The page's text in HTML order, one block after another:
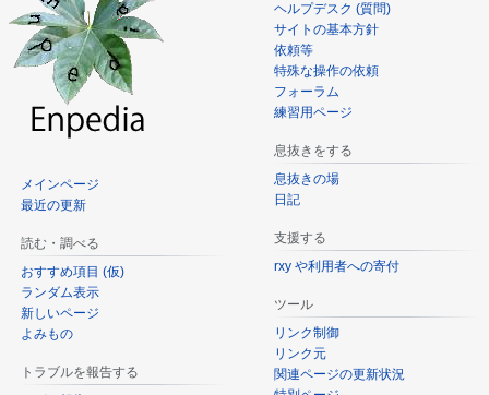
メインページ
最近の更新
読む・調べる
おすすめ項目 (仮)
ランダム表示
新しいページ
よみもの
トラブルを報告する
ヘルプデスク (質問)
サイトの基本方針
依頼等
特殊な操作の依頼
フォーラム
練習用ページ
息抜きをする
息抜きの場
日記
支援する
rxy や利用者への寄付
ツール
リンク制御
リンク元
関連ページの更新状況